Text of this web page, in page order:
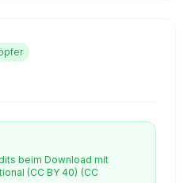
beim Download mit
(CC BY 40) (CC